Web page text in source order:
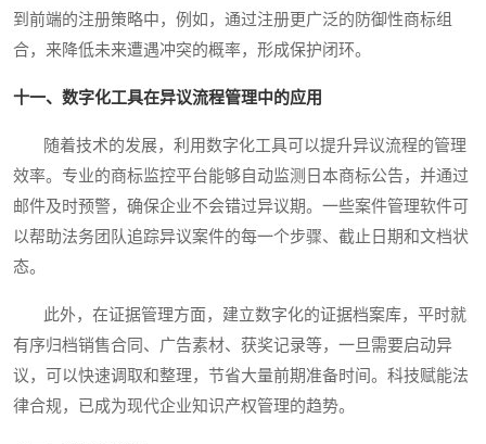
到前端的注册策略中，例如，通过注册更广泛的防御性商标组
合，来降低未来遭遇冲突的概率，形成保护闭环。
十一、数字化工具在异议流程管理中的应用
随着技术的发展，利用数字化工具可以提升异议流程的管理
效率。专业的商标监控平台能够自动监测日本商标公告，并通过
邮件及时预警，确保企业不会错过异议期。一些案件管理软件可
以帮助法务团队追踪异议案件的每一个步骤、截止日期和文档状
态。
此外，在证据管理方面，建立数字化的证据档案库，平时就
有序归档销售合同、广告素材、获奖记录等，一旦需要启动异
议，可以快速调取和整理，节省大量前期准备时间。科技赋能法
律合规，已成为现代企业知识产权管理的趋势。